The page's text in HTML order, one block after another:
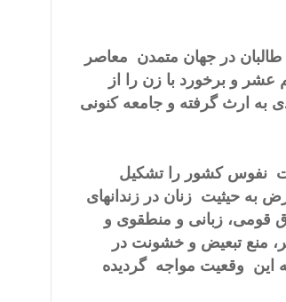
طالبان در جهان متمدن معاصر
عشر و برخورد با زن را از
به ارث گرفته و جامعه کنونی
نفوس کشور را تشکیل
به حیثیت زنان در زندانهای
قومی، زبانی و منطقوی و
منع تبعیض و خشونت در
این وقعیت مواجه گردیده